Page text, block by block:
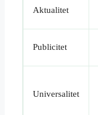
Aktualitet
Publicitet
Universalitet